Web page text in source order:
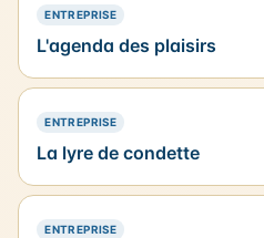
ENTREPRISE— PRÉSENCE SIMPLE
L'agenda des plaisirs
ENTREPRISE— PRÉSENCE SIMPLE
La lyre de condette
ENTREPRISE— PRÉSENCE SIMPLE